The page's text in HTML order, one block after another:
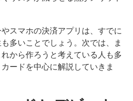
スマホの決済アプリは、すでに
多いことでしょう。次では、ま
から作ろうと考えている人も多
ードを中心に解説していきま